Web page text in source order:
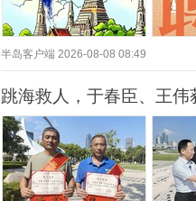
半岛客户端 2026-08-08 08:49
跳海救人，于春臣、王伟